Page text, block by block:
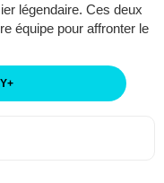
légendaire. Ces deux
équipe pour affronter le
+